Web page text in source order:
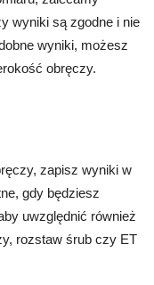
wyniki są zgodne i nie
wyniki, możesz
obręczy.
zapisz wyniki w
gdy będziesz
uwzględnić również
rozstaw śrub czy ET